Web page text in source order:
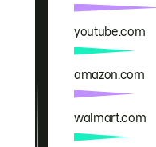
youtube.com
amazon.com
walmart.com